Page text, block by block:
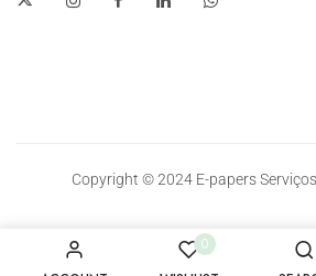
0
Copyright © 2024 E-papers